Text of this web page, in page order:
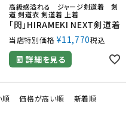
高級感溢れる ジャージ剣道着 剣
道 剣道衣 剣道着 上着
「閃」HIRAMEKI NEXT剣道着
当店特別価格 ¥11,770税込
詳細を見る
順 価格が高い順
新着順